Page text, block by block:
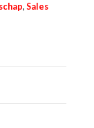
, Sales